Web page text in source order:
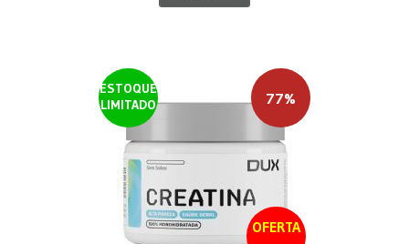
ESTOQUE
LIMITADO
OFERTA
77%